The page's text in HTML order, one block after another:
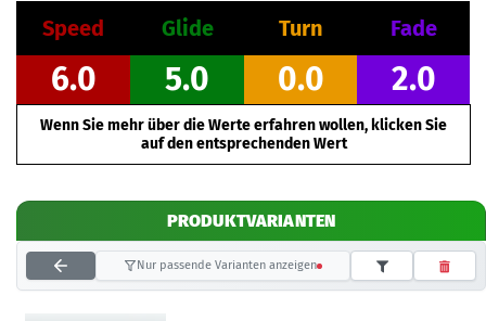
Speed Glide Turn Fade
6.0 5.0 0.0 2.0
Wenn Sie mehr über die Werte erfahren wollen, klicken Sie
auf den entsprechenden Wert
PRODUKTVARIANTEN
Nur passende Varianten anzeigen